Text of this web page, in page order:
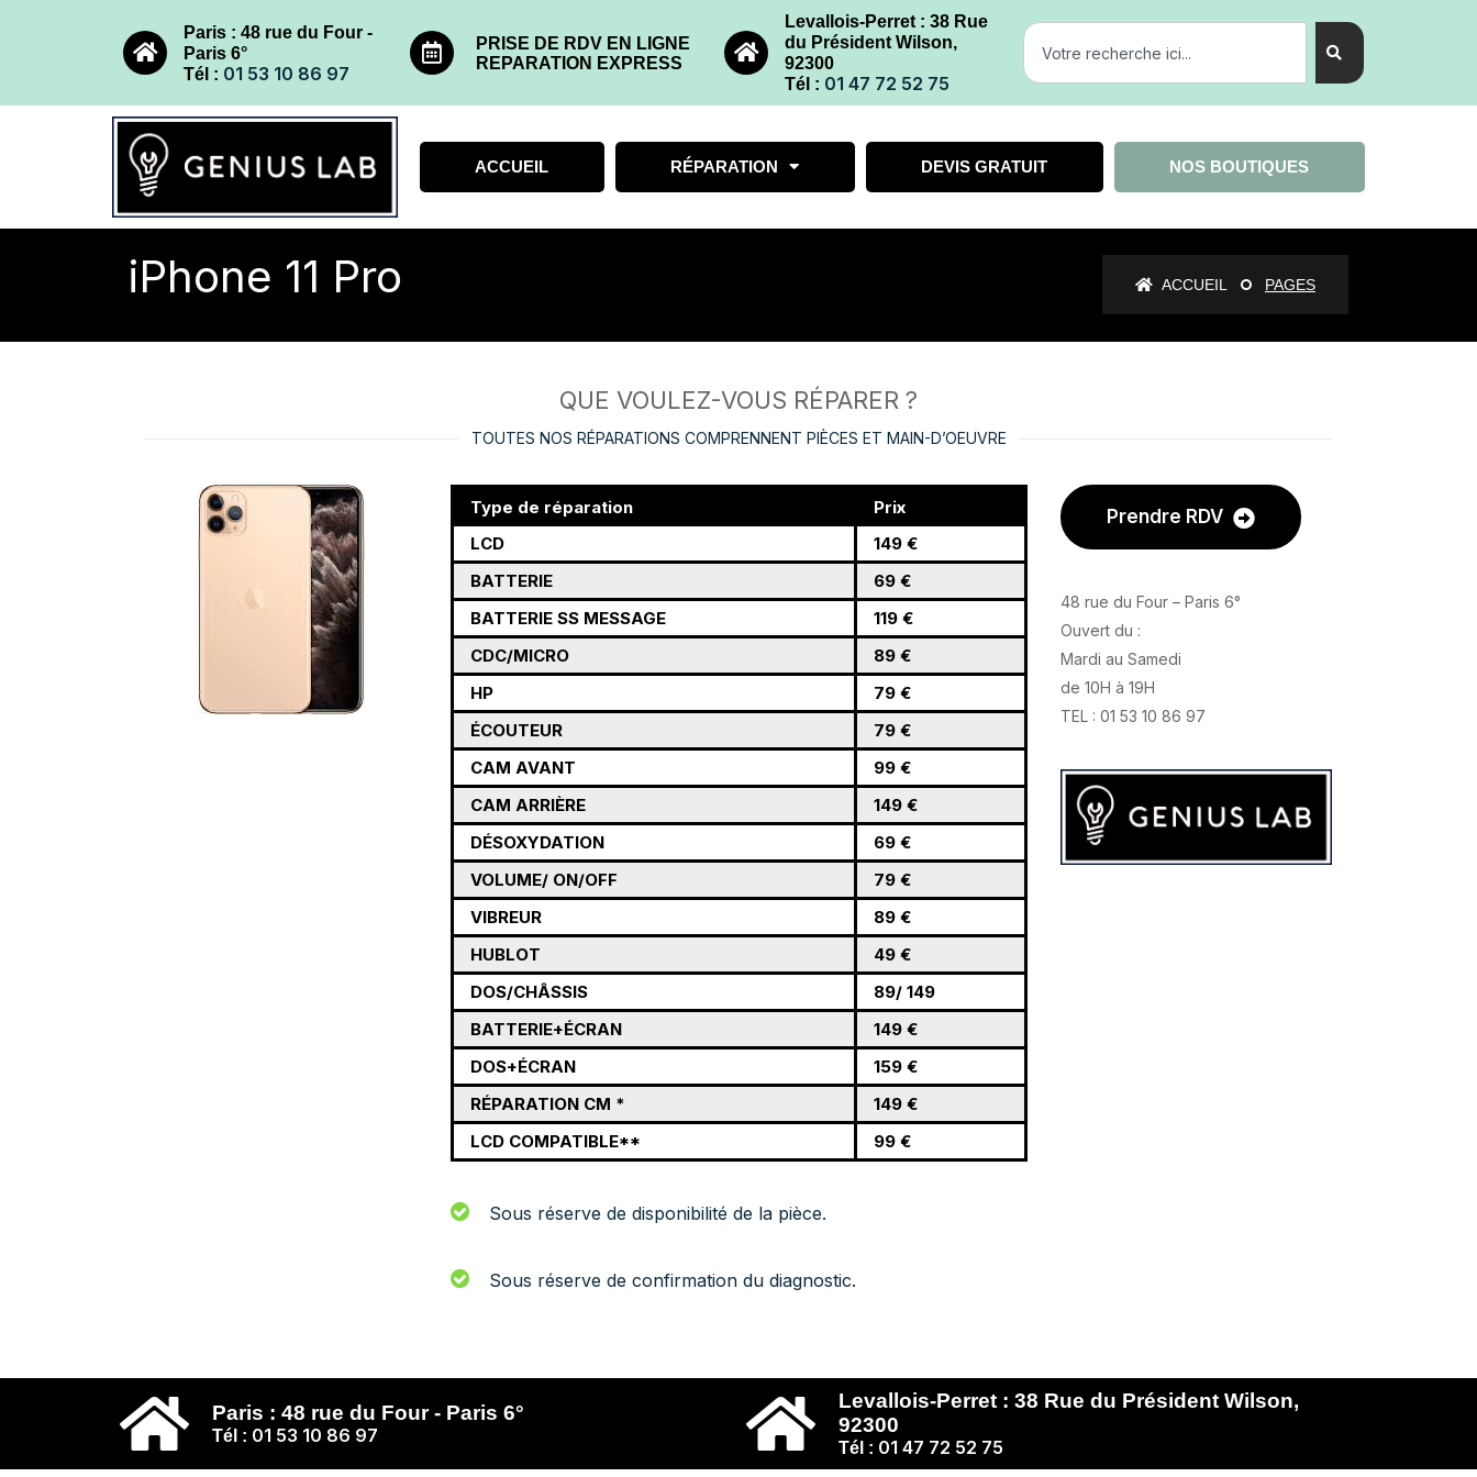
Paris : 48 rue du Four -
Paris 6°
Tél : 01 53 10 86 97
PRISE DE RDV EN LIGNE
REPARATION EXPRESS
Levallois-Perret : 38 Rue
du Président Wilson,
92300
Tél : 01 47 72 52 75
ACCUEIL RÉPARATION DEVIS GRATUIT NOS BOUTIQUES
iPhone 11 Pro ACCUEIL PAGES
QUE VOULEZ-VOUS RÉPARER ?
TOUTES NOS RÉPARATIONS COMPRENNENT PIÈCES ET MAIN-D’OEUVRE
Type de réparation
Prix
LCD
149 €
BATTERIE
69 €
BATTERIE SS MESSAGE
119 €
CDC/MICRO
89 €
HP
79 €
ÉCOUTEUR
79 €
CAM AVANT
99 €
CAM ARRIÈRE
149 €
DÉSOXYDATION
69 €
VOLUME/ ON/OFF
79 €
VIBREUR
89 €
HUBLOT
49 €
DOS/CHÂSSIS
89/ 149
BATTERIE+ÉCRAN
149 €
DOS+ÉCRAN
159 €
RÉPARATION CM *
149 €
LCD COMPATIBLE**
99 €
Sous réserve de disponibilité de la pièce.
Sous réserve de confirmation du diagnostic.
Prendre RDV
48 rue du Four – Paris 6°
Ouvert du :
Mardi au Samedi
de 10H à 19H
TEL : 01 53 10 86 97
Paris : 48 rue du Four - Paris 6°
Tél : 01 53 10 86 97
Levallois-Perret : 38 Rue du Président Wilson,
92300
Tél : 01 47 72 52 75